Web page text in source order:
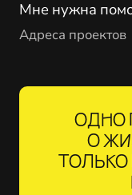
Мне нужна
Адреса проектов
ОДНО
О